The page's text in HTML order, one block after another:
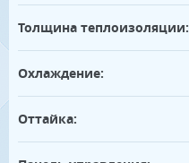
Толщина теплоизоляции:
Охлаждение:
Оттайка: